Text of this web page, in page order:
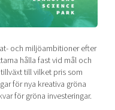
och miljöambitioner efter
hålla fast vid mål och
till vilket pris som
för nya kreativa gröna
för gröna investeringar.